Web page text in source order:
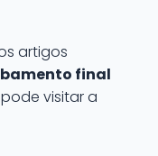
artigos
final
visitar a